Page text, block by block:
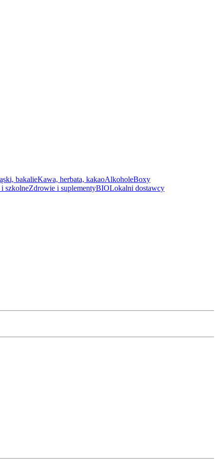
bakalieKawa, herbata, kakaoAlkoholeBoxy
szkolneZdrowie i suplementyBIOLokalni dostawcy